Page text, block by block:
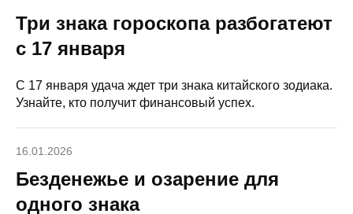
Три знака гороскопа разбогатеют
с 17 января
С 17 января удача ждет три знака китайского зодиака.
Узнайте, кто получит финансовый успех.
16.01.2026
Безденежье и озарение для
одного знака